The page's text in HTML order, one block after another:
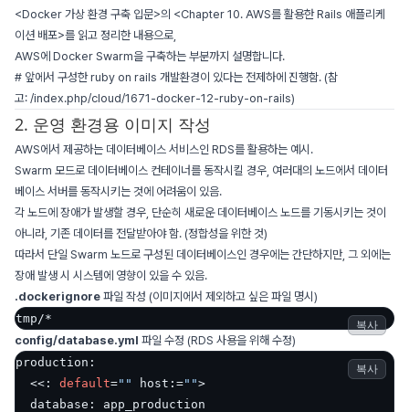
<Docker 가상 환경 구축 입문>의 <Chapter 10. AWS를 활용한 Rails 애플리케
이션 배포>를 읽고 정리한 내용으로,
AWS에 Docker Swarm을 구축하는 부분까지 설명합니다.
# 앞에서 구성한 ruby on rails 개발환경이 있다는 전제하에 진행함. (참
고: /index.php/cloud/1671-docker-12-ruby-on-rails)
2. 운영 환경용 이미지 작성
AWS에서 제공하는 데이터베이스 서비스인 RDS를 활용하는 예시.
Swarm 모드로 데이터베이스 컨테이너를 동작시킬 경우, 여러대의 노드에서 데이터
베이스 서버를 동작시키는 것에 어려움이 있음.
각 노드에 장애가 발생할 경우, 단순히 새로운 데이터베이스 노드를 기동시키는 것이
아니라, 기존 데이터를 전달받아야 함. (정합성을 위한 것)
따라서 단일 Swarm 노드로 구성된 데이터베이스인 경우에는 간단하지만, 그 외에는
장애 발생 시 시스템에 영향이 있을 수 있음.
.dockerignore 파일 작성 (이미지에서 제외하고 싶은 파일 명시)
tmp/*
복사
config/database.yml 파일 수정 (RDS 사용을 위해 수정)
production:
  <<:
default="" host:="">
  database: app_production
복사